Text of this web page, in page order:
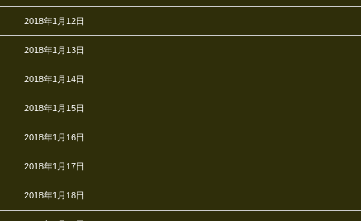
2018年1月12日
2018年1月13日
2018年1月14日
2018年1月15日
2018年1月16日
2018年1月17日
2018年1月18日